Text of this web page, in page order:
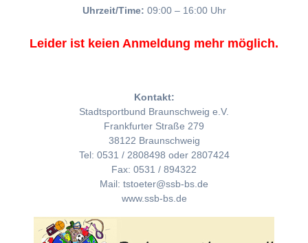
Uhrzeit/Time: 09:00 – 16:00 Uhr
Leider ist keien Anmeldung mehr möglich.
Kontakt:
Stadtsportbund Braunschweig e.V.
Frankfurter Straße 279
38122 Braunschweig
Tel: 0531 / 2808498 oder 2807424
Fax: 0531 / 894322
Mail: tstoeter@ssb-bs.de
www.ssb-bs.de